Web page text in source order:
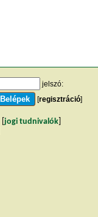
jelszó:
[regisztráció]
jogi tudnivalók